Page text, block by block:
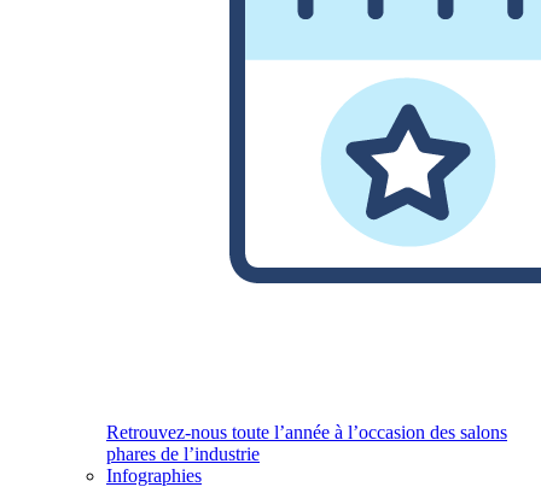
Retrouvez-nous toute l’année à l’occasion des salons
phares de l’industrie
Infographies